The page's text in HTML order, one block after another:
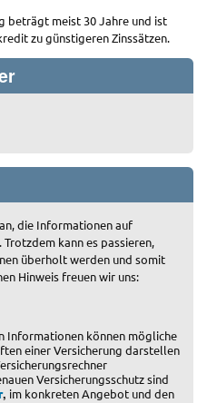
beträgt meist 30 Jahre und ist
zu günstigeren Zinssätzen.
die Informationen auf
kann es passieren,
überholt werden und somit
Hinweis freuen wir uns:
Informationen können mögliche
einer Versicherung darstellen
Versicherungsschutz sind
, im konkreten Angebot und den